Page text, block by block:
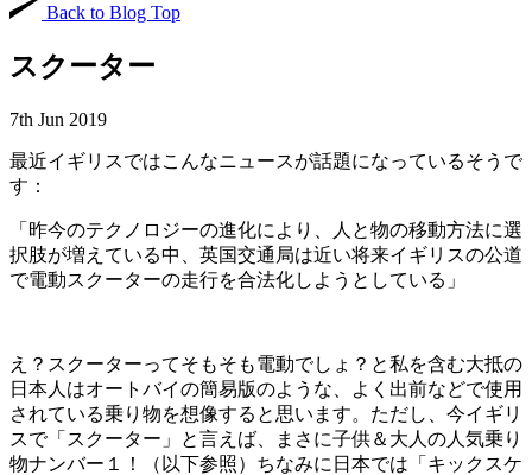
Back to Blog Top
スクーター
7th Jun 2019
最近イギリスではこんなニュースが話題になっているそうで
す：
「昨今のテクノロジーの進化により、人と物の移動方法に選
択肢が増えている中、英国交通局は近い将来イギリスの公道
で電動スクーターの走行を合法化しようとしている」
え？スクーターってそもそも電動でしょ？と私を含む大抵の
日本人はオートバイの簡易版のような、よく出前などで使用
されている乗り物を想像すると思います。ただし、今イギリ
スで「スクーター」と言えば、まさに子供＆大人の人気乗り
物ナンバー１！（以下参照）ちなみに日本では「キックスケ